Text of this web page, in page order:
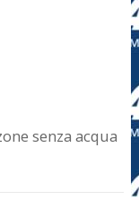
senza acqua